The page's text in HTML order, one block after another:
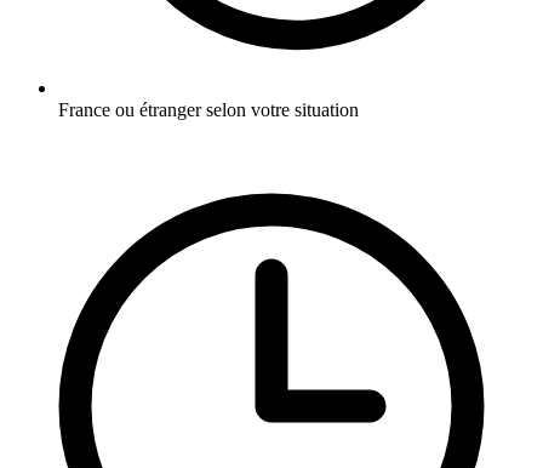
France ou étranger selon votre situation